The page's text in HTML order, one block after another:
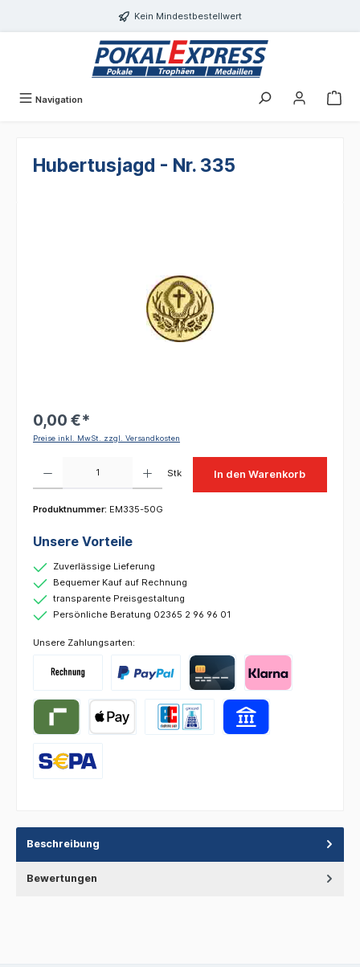
Kein Mindestbestellwert
Navigation
Hubertusjagd - Nr. 335
0,00 €*
Preise inkl. MwSt. zzgl. Versandkosten
Stk In den Warenkorb
Produktnummer: EM335-50G
Unsere Vorteile
Zuverlässige Lieferung
Bequemer Kauf auf Rechnung
transparente Preisgestaltung
Persönliche Beratung 02365 2 96 96 01
Unsere Zahlungsarten:
Beschreibung
Bewertungen